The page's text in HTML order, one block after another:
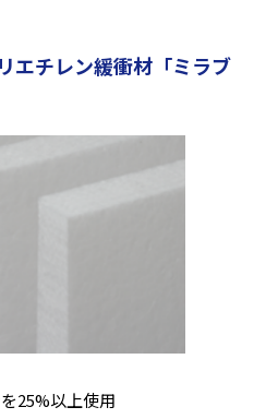
エチレン緩衝材 「ミラブ
25%以上使用